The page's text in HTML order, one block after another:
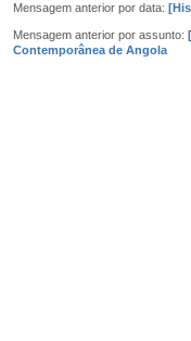
Mensagem anterior por data:
Mensagem anterior por assunto:
Contemporânea de Angola